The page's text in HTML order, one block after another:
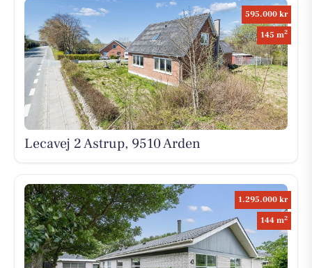
595.000 kr
145 m2
Lecavej 2 Astrup, 9510 Arden
1.295.000 kr
144 m2